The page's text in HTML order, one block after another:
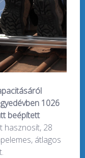
1026
beépített
hasznosít, 28
átlagos